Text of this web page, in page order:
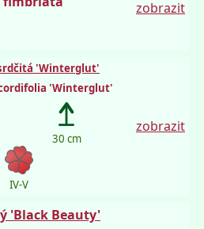
zobrazit
'Winterglut'
'Winterglut'
30 cm
IV-V
zobrazit
'Black Beauty'